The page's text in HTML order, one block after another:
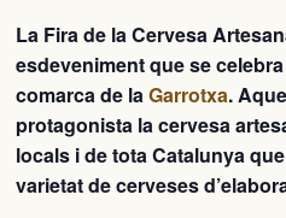
La Fira de la Cervesa
esdeveniment que se celebra
comarca de laGarrotxa.
protagonista la cervesa
locals i de tota Catalunya
varietat de cerveses